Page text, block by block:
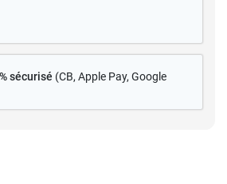
sécurisé (CB, Apple Pay, Google